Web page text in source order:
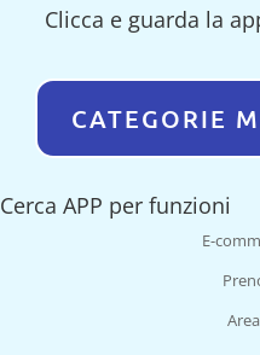
Clicca e guarda la
CATEGORIE
Cerca APP per funzioni
E-